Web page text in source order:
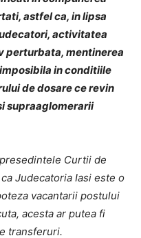
astfel ca, in lipsa
activitatea
perturbata, mentinerea
in conditiile
de dosare ce revin
supraaglomerarii
Curtii de
Judecatoria Iasi este o
vacantarii postului
acesta ar putea fi
transferuri.